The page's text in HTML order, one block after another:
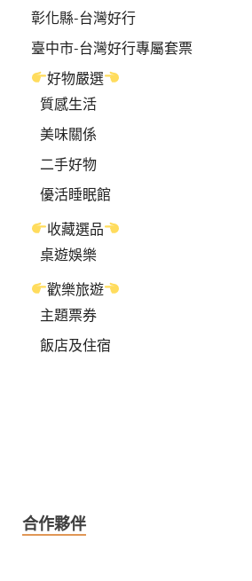
彰化縣-台灣好行
臺中市-台灣好行專屬套票
好物嚴選
質感生活
美味關係
二手好物
優活睡眠館
收藏選品
桌遊娛樂
歡樂旅遊
主題票券
飯店及住宿
合作夥伴